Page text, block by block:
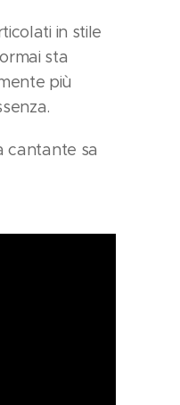
in stile
sta
più
cantante sa